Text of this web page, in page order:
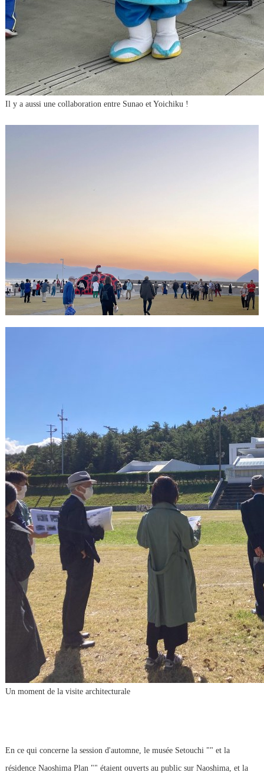
Il y a aussi une collaboration entre Sunao et Yoichiku !
Un moment de la visite architecturale
En ce qui concerne la session d'automne, le musée Setouchi "" et la
résidence Naoshima Plan "" étaient ouverts au public sur Naoshima, et la